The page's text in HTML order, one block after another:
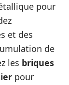
pour
et des
de
les briques
pour